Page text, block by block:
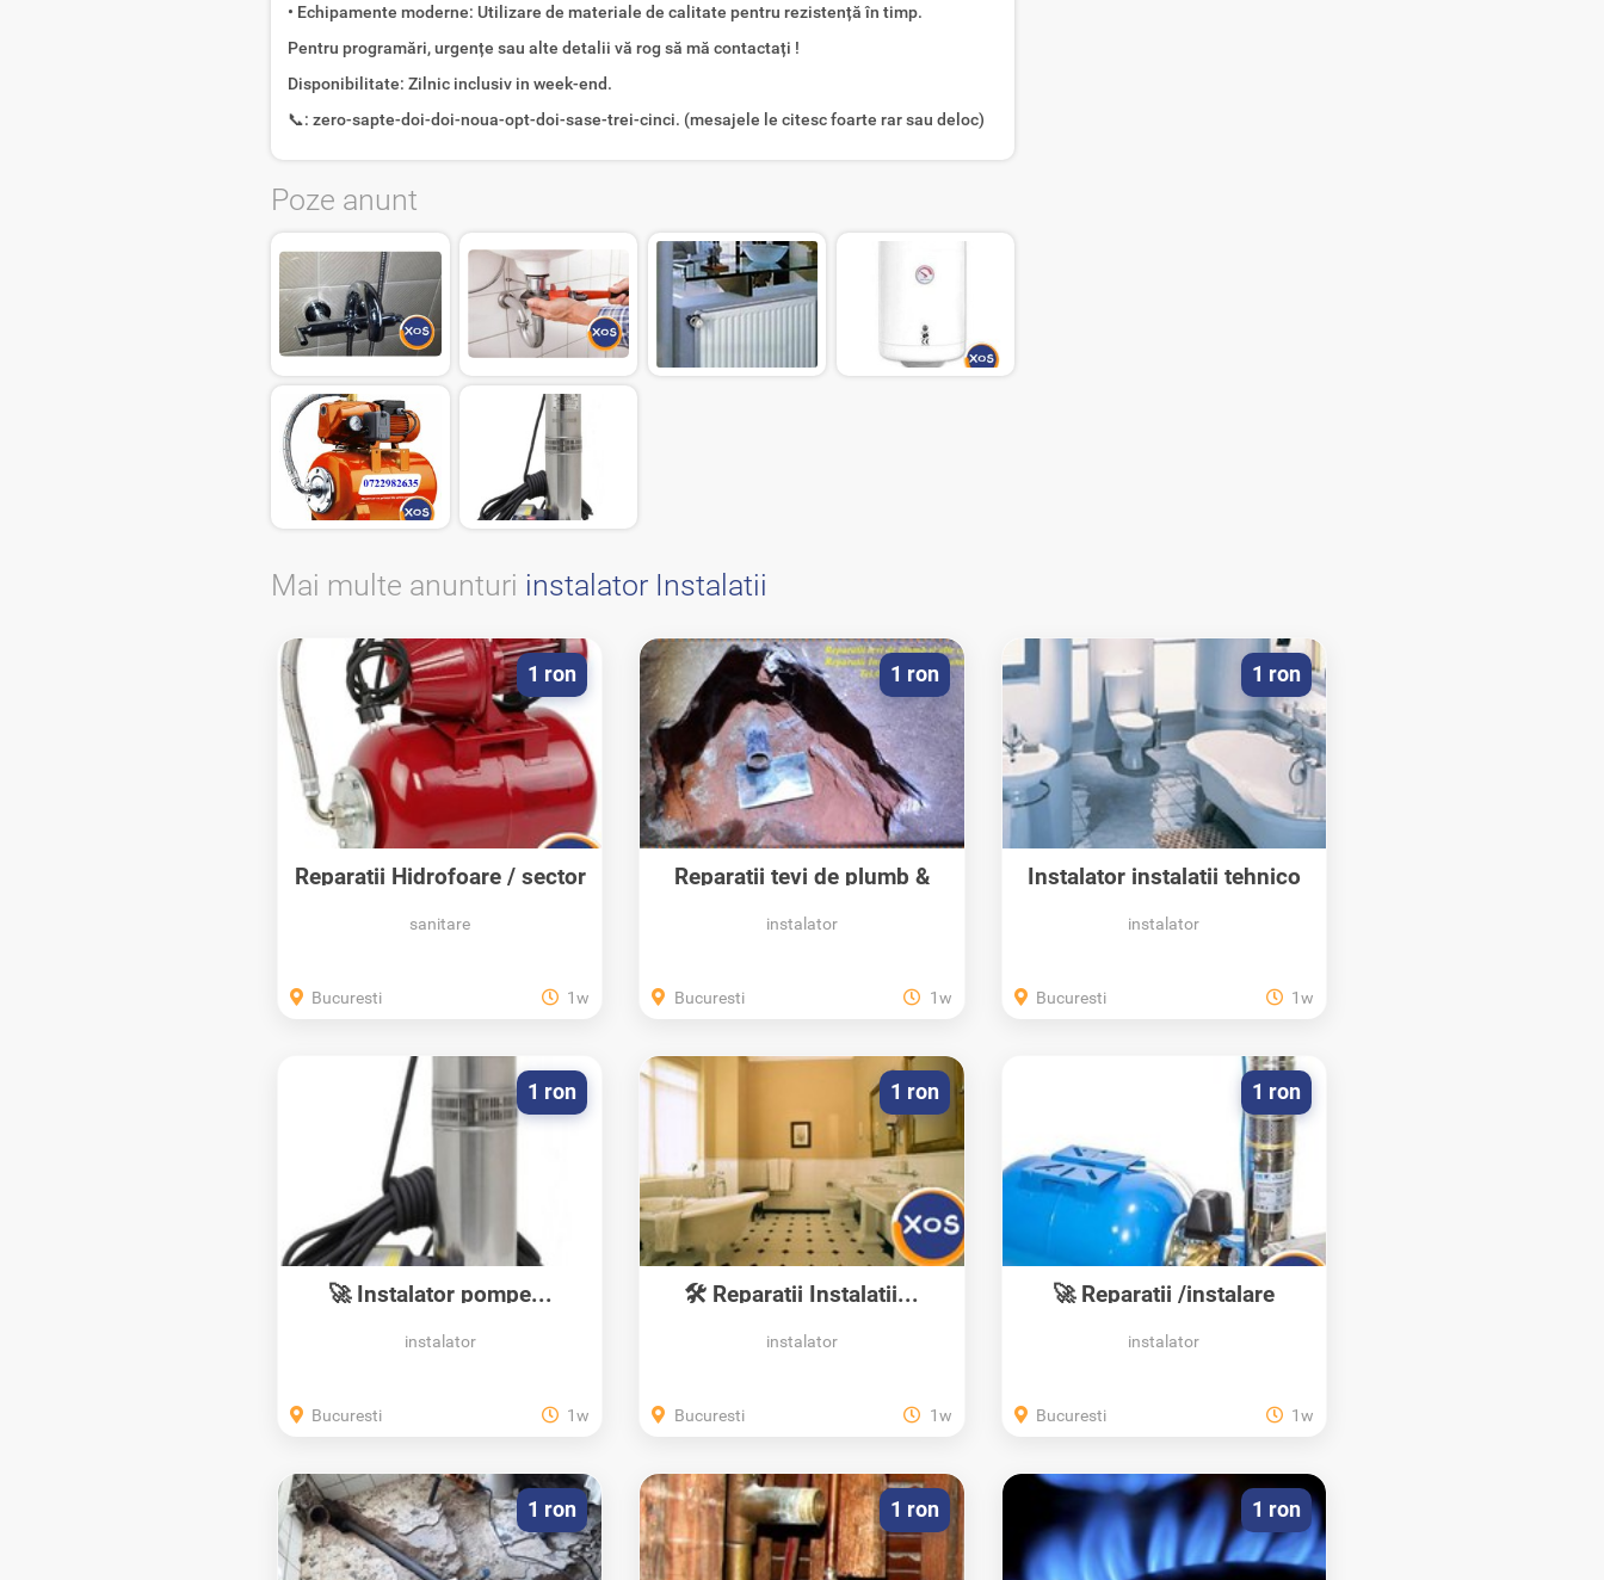
• Echipamente moderne: Utilizare de materiale de calitate pentru rezistență în timp.
Pentru programări, urgențe sau alte detalii vă rog să mă contactați !
Disponibilitate: Zilnic inclusiv in week-end.
📞: zero-sapte-doi-doi-noua-opt-doi-sase-trei-cinci. (mesajele le citesc foarte rar sau deloc)
Poze anunt
Mai multe anunturi instalator Instalatii
Reparatii Hidrofoare / sector
sanitare
1 ron
Bucuresti 1w
Reparatii tevi de plumb &
instalator
1 ron
Bucuresti 1w
Instalator instalatii tehnico
instalator
1 ron
Bucuresti 1w
🚀 Instalator pompe...
instalator
1 ron
Bucuresti 1w
🛠 Reparatii Instalatii...
instalator
1 ron
Bucuresti 1w
🚀 Reparatii /instalare
instalator
1 ron
Bucuresti 1w
1 ron 1 ron 1 ron